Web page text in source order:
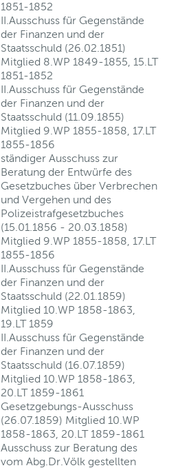
1851-1852
II.Ausschuss für Gegenstände
der Finanzen und der
Staatsschuld (26.02.1851)
Mitglied 8.WP 1849-1855, 15.LT
1851-1852
II.Ausschuss für Gegenstände
der Finanzen und der
Staatsschuld (11.09.1855)
Mitglied 9.WP 1855-1858, 17.LT
1855-1856
ständiger Ausschuss zur
Beratung der Entwürfe des
Gesetzbuches über Verbrechen
und Vergehen und des
Polizeistrafgesetzbuches
(15.01.1856 - 20.03.1858)
Mitglied 9.WP 1855-1858, 17.LT
1855-1856
II.Ausschuss für Gegenstände
der Finanzen und der
Staatsschuld (22.01.1859)
Mitglied 10.WP 1858-1863,
19.LT 1859
II.Ausschuss für Gegenstände
der Finanzen und der
Staatsschuld (16.07.1859)
Mitglied 10.WP 1858-1863,
20.LT 1859-1861
Gesetzgebungs-Ausschuss
(26.07.1859) Mitglied 10.WP
1858-1863, 20.LT 1859-1861
Ausschuss zur Beratung des
vom Abg.Dr.Völk gestellten